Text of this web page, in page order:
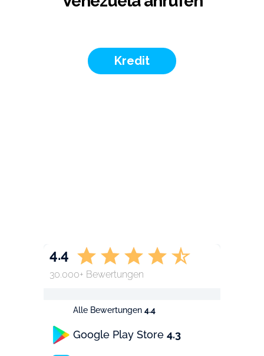
Kredit
Alle Bewertungen 4.4
Google Play Store 4.3
4.4
30.000+ Bewertungen